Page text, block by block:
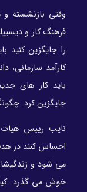
وقتی بازنشسته
فرهنگ کار و
را جایگزین کنید
کارآمد
باید کار های
جایگزین کرد.
نایب رییس هیات
احساس کنند در
می شود و
خوش می گذرد.